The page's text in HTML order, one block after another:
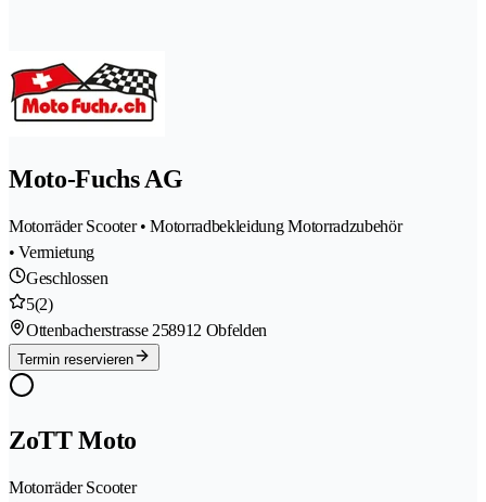
Moto-Fuchs AG
Motorräder Scooter • Motorradbekleidung Motorradzubehör
• Vermietung
Geschlossen
5(2)
Ottenbacherstrasse 258912 Obfelden
Termin reservieren
ZoTT Moto
Motorräder Scooter